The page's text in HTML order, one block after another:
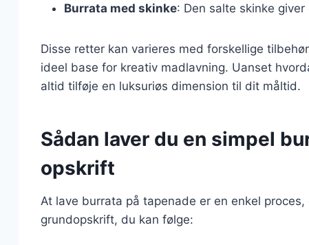
Burrata med skinke: Den salte skinke
Disse retter kan varieres med forskellige
ideel base for kreativ madlavning. Uanset
altid tilføje en luksuriøs dimension til dit måltid.
Sådan laver du en simpel
opskrift
At lave burrata på tapenade er en enkel
grundopskrift, du kan følge: